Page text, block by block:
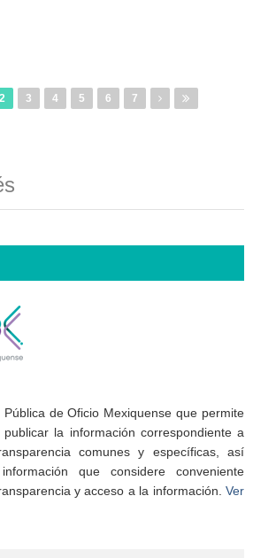
2 3 4 5 6 7
de Oficio Mexiquense que permite
la información correspondiente a
comunes y específicas, así
que considere conveniente
y acceso a la información. Ver